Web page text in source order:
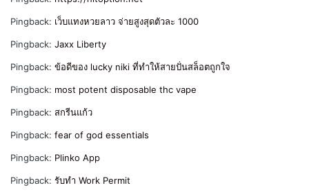
Pingback: เว็บแทงหวยลาว จ่ายสูงสุดตัวละ 1000
Pingback: Jaxx Liberty
Pingback: ข้อดีของ lucky niki ที่ทำให้สายปั่นสล็อตถูกใจ
Pingback: most potent disposable thc vape
Pingback: สกรีนแก้ว
Pingback: fear of god essentials
Pingback: Plinko App
Pingback: รับทำ Work Permit